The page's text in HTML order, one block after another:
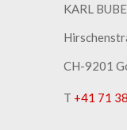
KARL
CH-9201
T +41 71